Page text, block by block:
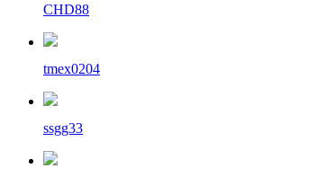
CHD88
tmex0204
ssgg33